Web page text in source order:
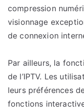
compression
visionnage
de connexion
Par ailleurs, la
de l’IPTV. Les
leurs préférences
fonctions